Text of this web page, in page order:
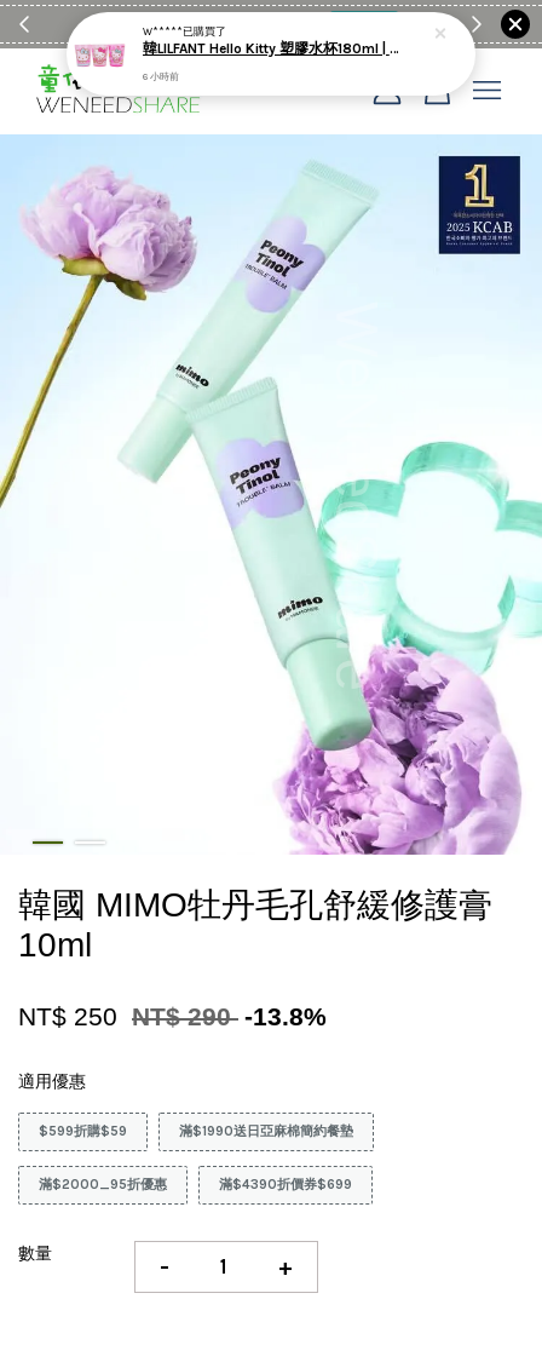
滿$1990送日亞麻棉簡約餐墊 童裝
韓國 MIMO牡丹毛孔舒緩修護膏
10ml
NT$ 250 NT$ 290 -13.8%
適用優惠
$599折購$59 滿$1990送日亞麻棉簡約餐墊
滿$2000_95折優惠 滿$4390折價券$699
數量 - +
您的購物車目前還是空的。
W*****已購買了
韓LILFANT Hello Kitty 塑膠水杯180ml | 3入
6 小時前